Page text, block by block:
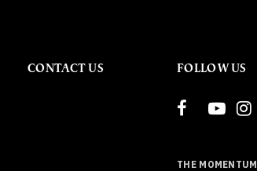
CONTACT US FOLLOW US
THE MOMENTUM